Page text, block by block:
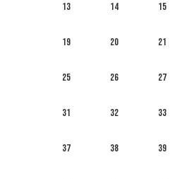
13 14 15
19 20 21
25 26 27
31 32 33
37 38 39